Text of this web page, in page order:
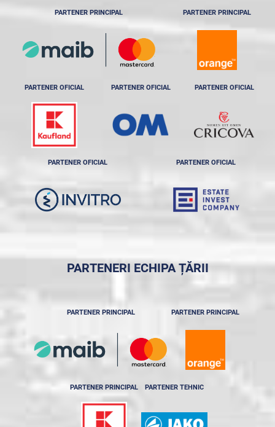
PARTENER PRINCIPAL PARTENER PRINCIPAL
PARTENER OFICIAL PARTENER OFICIAL PARTENER OFICIAL
PARTENER OFICIAL PARTENER OFICIAL
PARTENERI ECHIPA ȚĂRII
PARTENER PRINCIPAL PARTENER PRINCIPAL
PARTENER PRINCIPAL PARTENER TEHNIC